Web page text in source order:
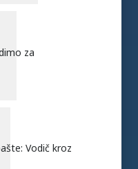
za
Vodič kroz